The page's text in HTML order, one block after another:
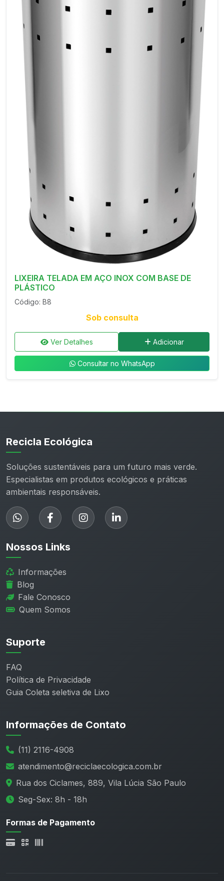
LIXEIRA TELADA EM AÇO INOX COM BASE DE
PLÁSTICO
Código: B8
Sob consulta
Ver Detalhes Adicionar
Consultar no WhatsApp
Recicla Ecológica
Soluções sustentáveis para um futuro mais verde.
Especialistas em produtos ecológicos e práticas
ambientais responsáveis.
Nossos Links
Informações
Blog
Fale Conosco
Quem Somos
Suporte
FAQ
Política de Privacidade
Guia Coleta seletiva de Lixo
Informações de Contato
(11) 2116-4908
atendimento@reciclaecologica.com.br
Rua dos Ciclames, 889, Vila Lúcia São Paulo
Seg-Sex: 8h - 18h
Formas de Pagamento